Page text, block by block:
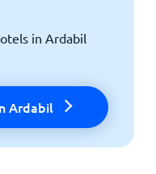
in Ardabil
Ardabil